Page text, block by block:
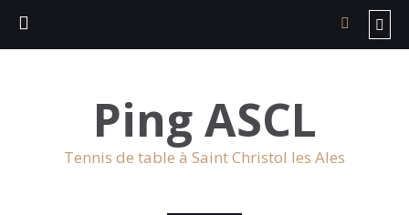
Ping ASCL
Tennis de table à Saint Christol les Ales